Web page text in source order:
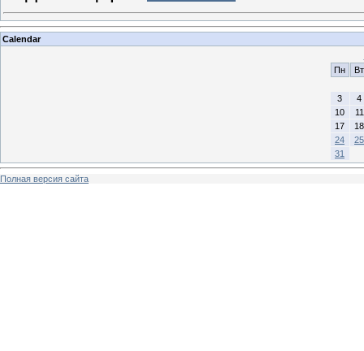
Calendar
Пн
Вт
3
4
10
11
17
18
24
25
31
Полная версия сайта